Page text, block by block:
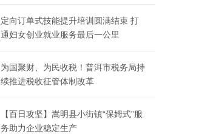
定向订单式技能提升培训圆满结束 打
通妇女创业就业服务最后一公里
为国聚财、为民收税！普洱市税务局持
续推进税收征管体制改革
【百日攻坚】嵩明县小街镇“保姆式”服
务助力企业稳定生产